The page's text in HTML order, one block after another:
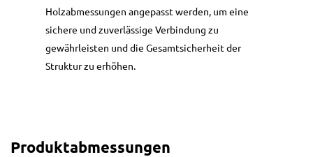
Holzabmessungen angepasst werden, um eine
sichere und zuverlässige Verbindung zu
gewährleisten und die Gesamtsicherheit der
Struktur zu erhöhen.
Produktabmessungen